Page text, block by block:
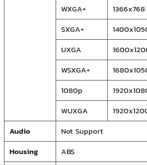
WXGA+
1366x768
SXGA+
UXGA
WSXGA+
1080p
WUXGA
Audio
Not Support
Housing
ABS